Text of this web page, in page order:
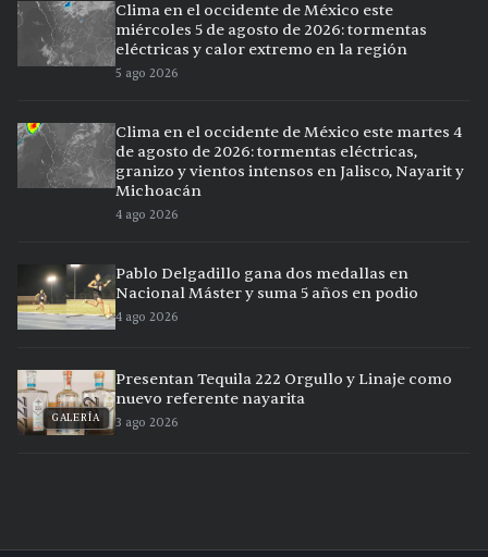
Clima en el occidente de México este
miércoles 5 de agosto de 2026: tormentas
eléctricas y calor extremo en la región
5 ago 2026
Clima en el occidente de México este martes 4
de agosto de 2026: tormentas eléctricas,
granizo y vientos intensos en Jalisco, Nayarit y
Michoacán
4 ago 2026
Pablo Delgadillo gana dos medallas en
Nacional Máster y suma 5 años en podio
4 ago 2026
GALERÍA
Presentan Tequila 222 Orgullo y Linaje como
nuevo referente nayarita
3 ago 2026